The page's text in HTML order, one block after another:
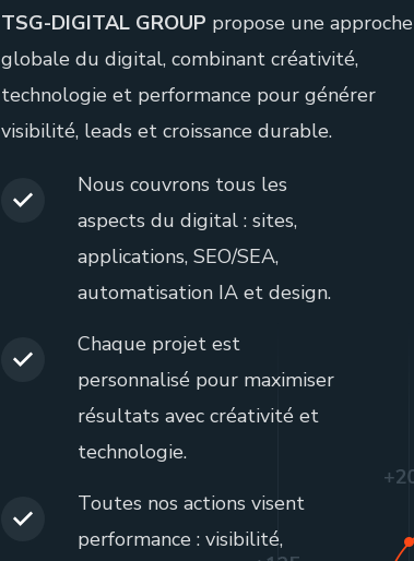
TSG-DIGITAL GROUP propose une approche
globale du digital, combinant créativité,
technologie et performance pour générer
visibilité, leads et croissance durable.
Nous couvrons tous les
aspects du digital : sites,
applications, SEO/SEA,
automatisation IA et design.
Chaque projet est
personnalisé pour maximiser
résultats avec créativité et
technologie.
Toutes nos actions visent
performance : visibilité,